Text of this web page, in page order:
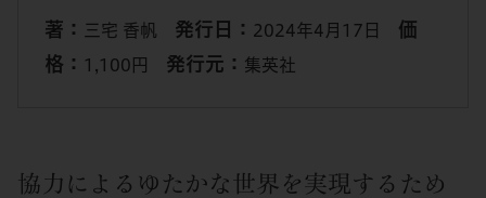
著： 三宅 香帆 発行日： 2024年4月17日 価
格：
1,100円 発行元： 集英社
協力によるゆたかな世界を実現するため